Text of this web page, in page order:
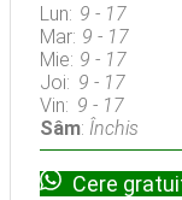
Lun: 9 - 17
Mar: 9 - 17
Mie: 9 - 17
Joi: 9 - 17
Vin: 9 - 17
Sâm: Închis
Cere